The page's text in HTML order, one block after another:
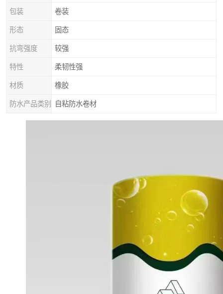
包装 卷装
形态 固态
抗弯强度 较强
特性 柔韧性强
材质 橡胶
防水产品类别 自粘防水卷材